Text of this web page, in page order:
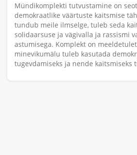
Mündikomplekti tutvustamine on
demokraatlike väärtuste kaitsmise
tundub meile ilmselge, tuleb seda
solidaarsuse ja vägivalla ja rassismi
astumisega. Komplekt on
minevikumälu tuleb kasutada
tugevdamiseks ja nende kaitsmiseks